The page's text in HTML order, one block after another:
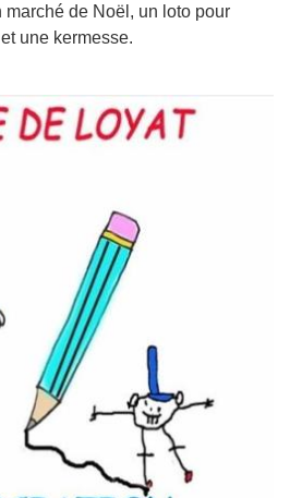
marché de Noël, un loto pour
une kermesse.